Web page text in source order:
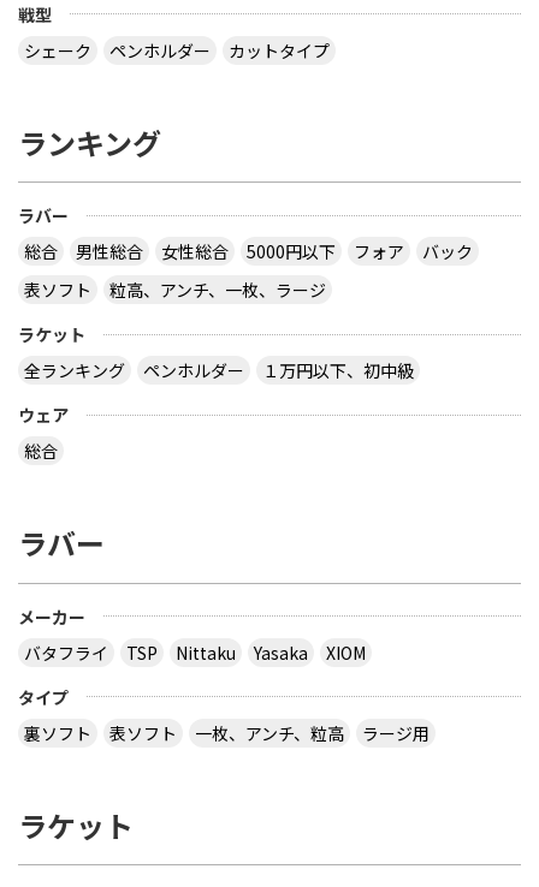
戦型
シェーク
ペンホルダー カットタイプ
ランキング
ラバー
総合
男性総合 女性総合 5000円以下 フォア
バック
表ソフト
粒高、アンチ、一枚、ラージ
ラケット
全ランキング
ペンホルダー
１万円以下、初中級
ウェア
総合
ラバー
メーカー
バタフライ
TSP Nittaku Yasaka
XIOM
タイプ
裏ソフト
表ソフト 一枚、アンチ、粒高 ラージ用
ラケット